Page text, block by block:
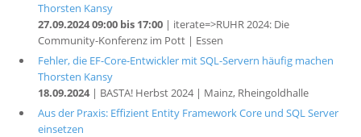
Thorsten Kansy
27.09.2024 09:00 bis 17:00| iterate=>RUHR 2024: Die
Community-Konferenz im Pott | Essen
Fehler, die EF-Core-Entwickler mit SQL-Servern häufig machen
Thorsten Kansy
18.09.2024| BASTA! Herbst 2024 | Mainz, Rheingoldhalle
Aus der Praxis: Effizient Entity Framework Core und SQL Server
einsetzen